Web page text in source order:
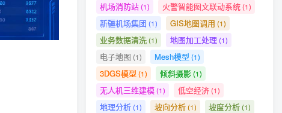
机场消防站(1) 火警智能图文联动系统(1)
新疆机场集团 (1) GIS地图调用 (1)
业务数据清洗(1) 地图加工处理(1)
电子地图 (1) Mesh模型 (1)
3DGS模型 (1) 倾斜摄影(1)
无人机三维建模(1) 低空经济(1)
地理分析(1) 坡向分析(1) 坡度分析(1)